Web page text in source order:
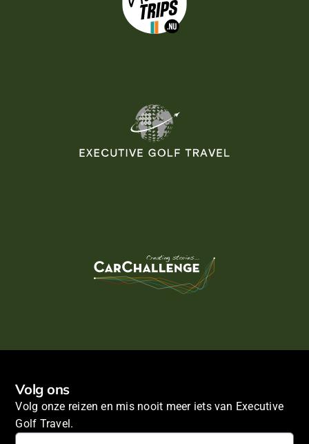
Volg ons
Volg onze reizen en mis nooit meer iets van Executive
Golf Travel.